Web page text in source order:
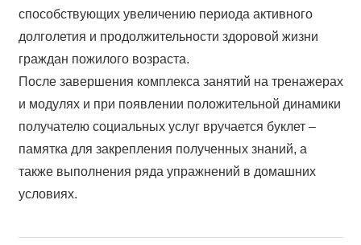
способствующих увеличению периода активного
долголетия и продолжительности здоровой жизни
граждан пожилого возраста.
После завершения комплекса занятий на тренажерах
и модулях и при появлении положительной динамики
получателю социальных услуг вручается буклет –
памятка для закрепления полученных знаний, а
также выполнения ряда упражнений в домашних
условиях.